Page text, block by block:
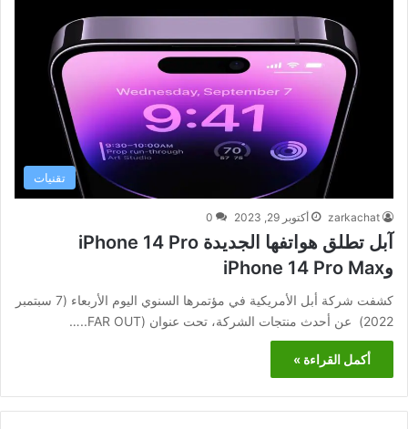
تقنيات
zarkachat أكتوبر 29, 2023 0
وiPhone 14 Pro Max
كشفت شركة أبل الأمريكية في مؤتمرها السنوي اليوم الأربعاء (7 سبتمبر
2022) عن أحدث منتجات الشركة، تحت عنوان (FAR OUT..…
أكمل القراءة »